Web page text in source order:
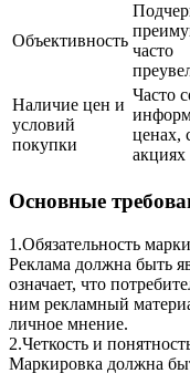
Объективность
часто
Наличие цен и
условий
покупки
Часто
ценах,
акциях
Основные
1.Обязательность
Реклама должна быть
означает, что
ним рекламный
личное мнение.
2.Четкость и
Маркировка должна